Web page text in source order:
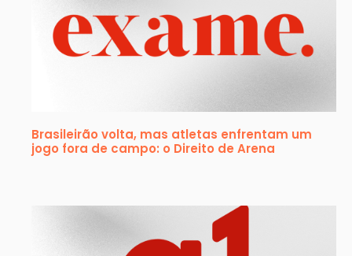
Brasileirão volta, mas atletas enfrentam um
jogo fora de campo: o Direito de Arena